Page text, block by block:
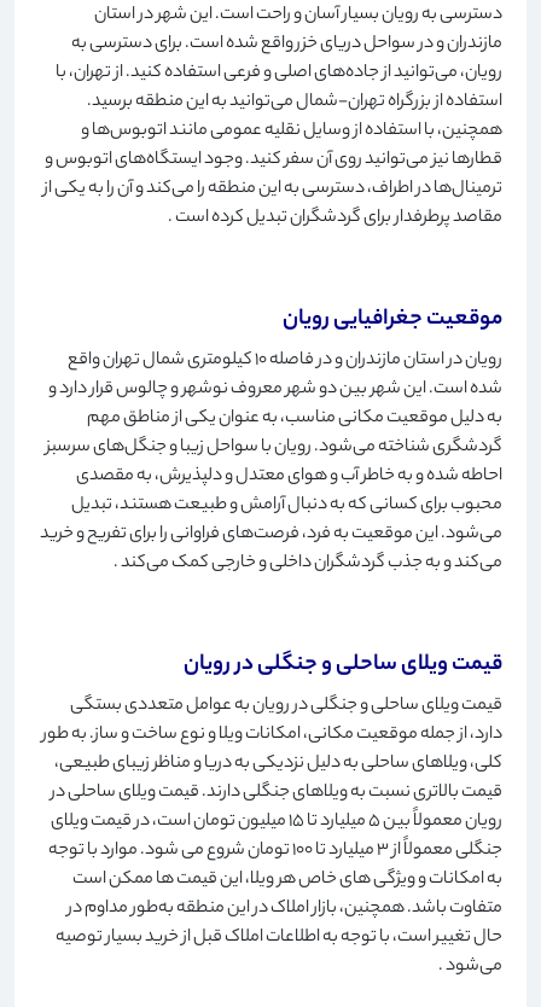
دسترسی به رویان بسیار آسان و راحت است. این شهر در استان
مازندران و در سواحل دریای خزر واقع شده است. برای دسترسی به
رویان، می‌توانید از جاده‌های اصلی و فرعی استفاده کنید. از تهران، با
استفاده از بزرگراه تهران-شمال می‌توانید به این منطقه برسید.
همچنین، با استفاده از وسایل نقلیه عمومی مانند اتوبوس‌ها و
قطارها نیز می‌توانید روی آن سفر کنید. وجود ایستگاه‌های اتوبوس و
ترمینال‌ها در اطراف، دسترسی به این منطقه را می‌کند و آن را به یکی از
مقاصد پرطرفدار برای گردشگران تبدیل کرده است.
موقعیت جغرافیایی رویان
رویان در استان مازندران و در فاصله 10 کیلومتری شمال تهران واقع
شده است. این شهر بین دو شهر معروف نوشهر و چالوس قرار دارد و
به دلیل موقعیت مکانی مناسب، به عنوان یکی از مناطق مهم
گردشگری شناخته می‌شود. رویان با سواحل زیبا و جنگل‌های سرسبز
احاطه شده و به خاطر آب و هوای معتدل و دلپذیرش، به مقصدی
محبوب برای کسانی که به دنبال آرامش و طبیعت هستند، تبدیل
می‌شود. این موقعیت به فرد، فرصت‌های فراوانی را برای تفریح ​​و خرید
می‌کند و به جذب گردشگران داخلی و خارجی کمک می‌کند.
قیمت ویلای ساحلی و جنگلی در رویان
قیمت ویلای ساحلی و جنگلی در رویان به عوامل متعددی بستگی
دارد، از جمله موقعیت مکانی، امکانات ویلا و نوع ساخت و ساز. به طور
کلی، ویلاهای ساحلی به دلیل نزدیکی به دریا و مناظر زیبای طبیعی،
قیمت بالاتری نسبت به ویلاهای جنگلی دارند. قیمت ویلای ساحلی در
رویان معمولاً بین 5 میلیارد تا 15 میلیون تومان است، در قیمت ویلای
جنگلی معمولاً از 3 میلیارد تا 100 تومان شروع می شود. موارد با توجه
به امکانات و ویژگی های خاص هر ویلا، این قیمت ها ممکن است
متفاوت باشد. همچنین، بازار املاک در این منطقه به‌طور مداوم در
حال تغییر است، با توجه به اطلاعات املاک قبل از خرید بسیار توصیه
می‌شود.